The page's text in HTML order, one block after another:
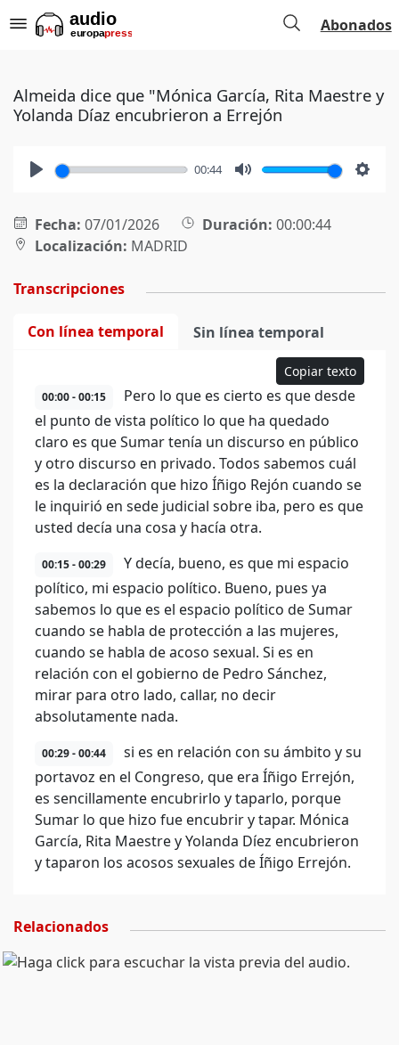
Abonados
Almeida dice que "Mónica García, Rita Maestre y
Yolanda Díaz encubrieron a Errejón
00:44
Fecha: 07/01/2026 Duración: 00:00:44
Localización: MADRID
Transcripciones
Con línea temporal Sin línea temporal
Copiar texto
00:00 - 00:15
Pero lo que es cierto es que desde
el punto de vista político lo que ha quedado
claro es que Sumar tenía un discurso en público
y otro discurso en privado. Todos sabemos cuál
es la declaración que hizo Íñigo Rejón cuando se
le inquirió en sede judicial sobre iba, pero es que
usted decía una cosa y hacía otra.
00:15 - 00:29
Y decía, bueno, es que mi espacio
político, mi espacio político. Bueno, pues ya
sabemos lo que es el espacio político de Sumar
cuando se habla de protección a las mujeres,
cuando se habla de acoso sexual. Si es en
relación con el gobierno de Pedro Sánchez,
mirar para otro lado, callar, no decir
absolutamente nada.
00:29 - 00:44
si es en relación con su ámbito y su
portavoz en el Congreso, que era Íñigo Errejón,
es sencillamente encubrirlo y taparlo, porque
Sumar lo que hizo fue encubrir y tapar. Mónica
García, Rita Maestre y Yolanda Díez encubrieron
y taparon los acosos sexuales de Íñigo Errejón.
Relacionados